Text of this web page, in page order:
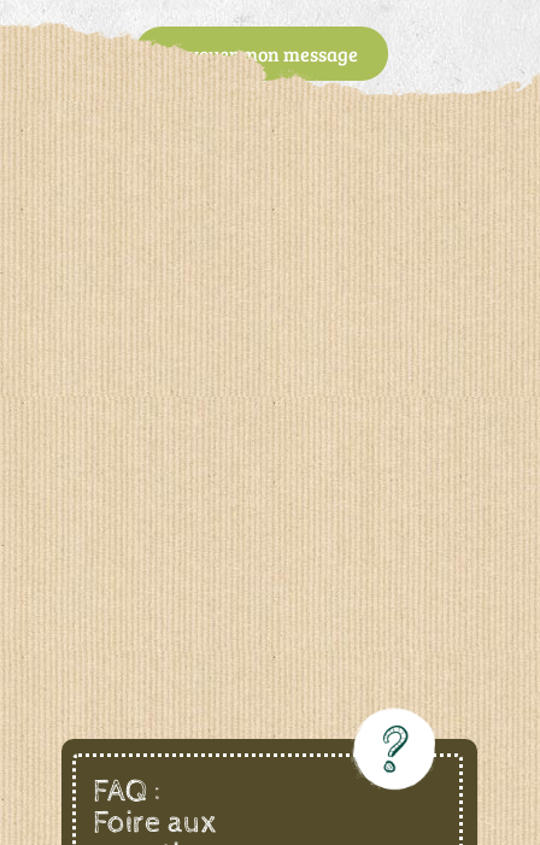
Envoyer mon message
FAQ :
Foire aux